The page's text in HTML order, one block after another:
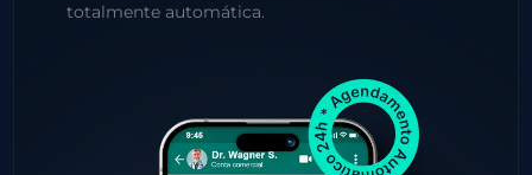
totalmente automática.